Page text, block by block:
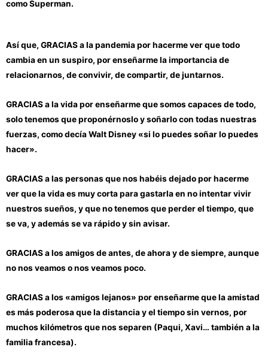
como Superman.
Así que, GRACIAS a la pandemia por hacerme ver que todo
cambia en un suspiro, por enseñarme la importancia de
relacionarnos, de convivir, de compartir, de juntarnos.
GRACIAS a la vida por enseñarme que somos capaces de todo,
solo tenemos que proponérnoslo y soñarlo con todas nuestras
fuerzas, como decía Walt Disney «si lo puedes soñar lo puedes
hacer».
GRACIAS a las personas que nos habéis dejado por hacerme
ver que la vida es muy corta para gastarla en no intentar vivir
nuestros sueños, y que no tenemos que perder el tiempo, que
se va, y además se va rápido y sin avisar.
GRACIAS a los amigos de antes, de ahora y de siempre, aunque
no nos veamos o nos veamos poco.
GRACIAS a los «amigos lejanos» por enseñarme que la amistad
es más poderosa que la distancia y el tiempo sin vernos, por
muchos kilómetros que nos separen (Paqui, Xavi… también a la
familia francesa).